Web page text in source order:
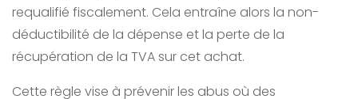
requalifié fiscalement. Cela entraîne alors la non-
déductibilité de la dépense et la perte de la
récupération de la TVA sur cet achat.
Cette règle vise à prévenir les abus où des